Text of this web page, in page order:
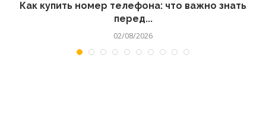
Как купить номер телефона: что важно знать
перед...
02/08/2026